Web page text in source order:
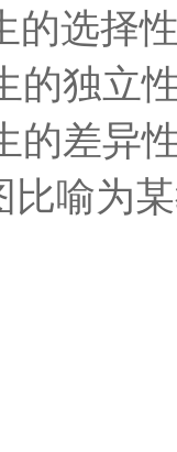
选择
独立
差异
喻为某